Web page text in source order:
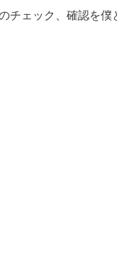
チェック、確認を僕